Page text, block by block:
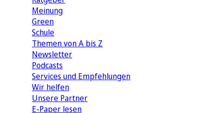
Meinung
Green
Schule
Themen von A bis Z
Newsletter
Podcasts
Services und Empfehlungen
Wir helfen
Unsere Partner
E-Paper lesen